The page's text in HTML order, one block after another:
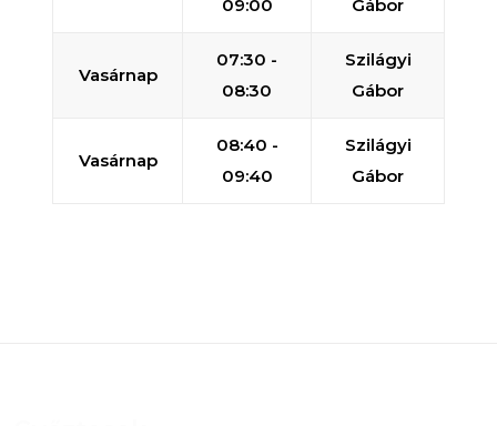
09:00
Gábor
Vasárnap
07:30 -
08:30
Szilágyi
Gábor
Vasárnap
08:40 -
09:40
Szilágyi
Gábor